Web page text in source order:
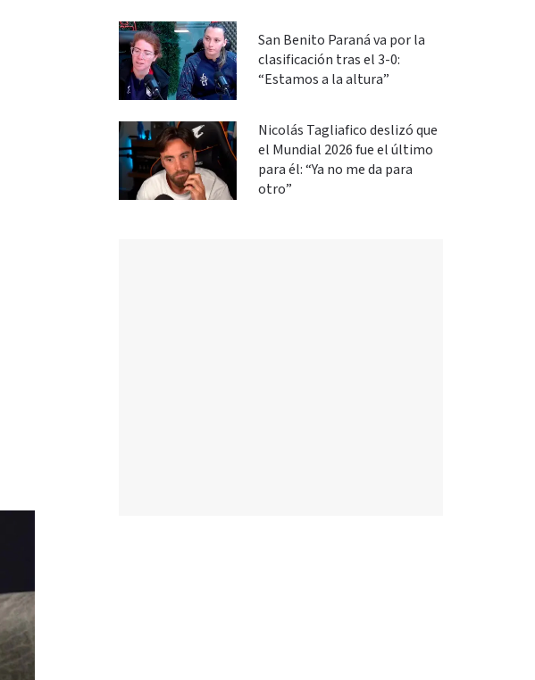
San Benito Paraná va por la
clasificación tras el 3-0:
“Estamos a la altura”
Nicolás Tagliafico deslizó que
el Mundial 2026 fue el último
para él: “Ya no me da para
otro”